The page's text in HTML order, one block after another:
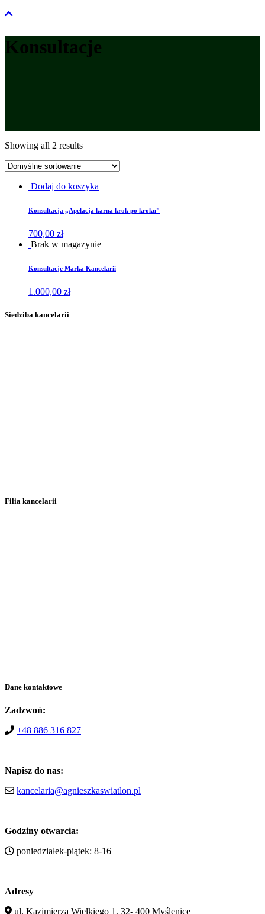
Konsultacje
Showing all 2 results
Dodaj do koszyka
Konsultacja „Apelacja karna krok po kroku”
700,00 zł
Brak w magazynie
Konsultacje Marka Kancelarii
1.000,00 zł
Siedziba kancelarii
Filia kancelarii
Dane kontaktowe
Zadzwoń:
+48 886 316 827
Napisz do nas:
kancelaria@agnieszkaswiatlon.pl
Godziny otwarcia:
poniedziałek-piątek: 8-16
Adresy
ul. Kazimierza Wielkiego 1, 32- 400 Myślenice